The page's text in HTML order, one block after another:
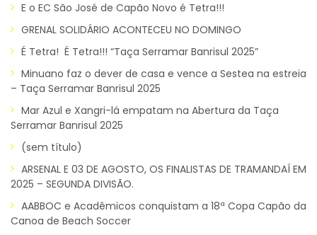
E o EC São José de Capão Novo é Tetra!!!
GRENAL SOLIDÁRIO ACONTECEU NO DOMINGO
É Tetra! É Tetra!!! “Taça Serramar Banrisul 2025”
Minuano faz o dever de casa e vence a Sestea na estreia
– Taça Serramar Banrisul 2025
Mar Azul e Xangri-lá empatam na Abertura da Taça
Serramar Banrisul 2025
(sem título)
ARSENAL E 03 DE AGOSTO, OS FINALISTAS DE TRAMANDAÍ EM
2025 – SEGUNDA DIVISÃO.
AABBOC e Acadêmicos conquistam a 18ª Copa Capão da
Canoa de Beach Soccer